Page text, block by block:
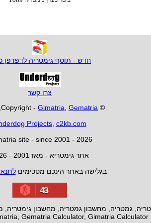
חדש - תוסף גימטריה לדפדפן
צרו קשר
© Copyright -
Gimatria, Gematria
,
Projects, c2kb.com
site - since 2001 - 2026
אתר גימטריא - מאז 2001 - 2026
בגלישה באתר הינכם מסכימים
43
גמטריה, מחשבון גמטריה, מחשבון גימטריה,
Gematria Calculator, Gimatria Calculator